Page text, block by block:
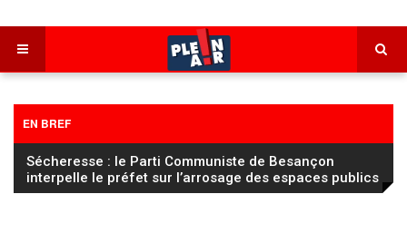
EN BREF
FC Sochaux Montbéliard – Saint-Étienne : la sanction
réduite au secteur 106